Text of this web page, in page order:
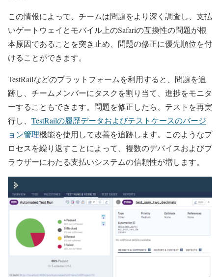
この情報によって、チームは問題をより深く調査し、支払
いゲートウェイとモバイル上のSafariの互換性の問題が根
本原因であることを突き止め、問題の修正に優先順位を付
けることができます。
TestRailなどのプラットフォームを利用すると、問題を追
跡し、チームメンバーにタスクを割り当て、進捗をモニタ
ーすることもできます。問題を修正したら、テストを再実
行し、 TestRailの履歴データおよびテストケースのバージ
ョン管理機能を使用して改善を追跡します。このようなプ
ロセスを繰り返すことによって、複数のデバイスおよびブ
ラウザーにわたる支払いシステムの信頼性が増します。